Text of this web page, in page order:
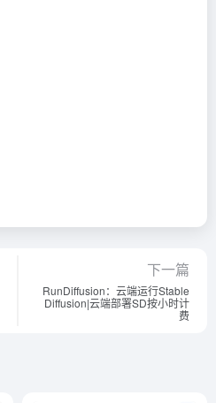
下一篇
RunDiffusion：云端运行Stable
Diffusion|云端部署SD按小时计
费